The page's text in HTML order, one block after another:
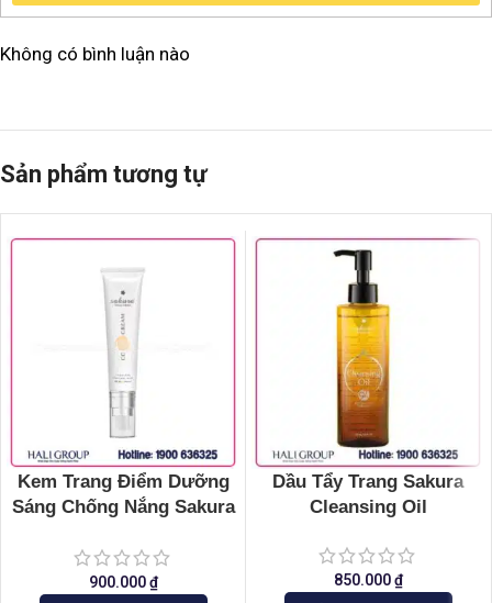
Không có bình luận nào
Sản phẩm tương tự
Kem Trang Điểm Dưỡng
Sáng Chống Nắng Sakura
Control Base
900.000₫
Dầu Tẩy Trang Sakura
Cleansing Oil
850.000₫